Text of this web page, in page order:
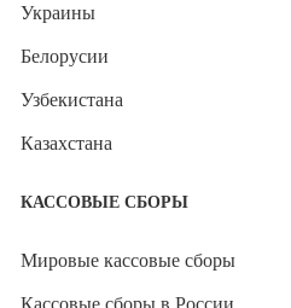
Украины
Белорусии
Узбекистана
Казахстана
КАССОВЫЕ СБОРЫ
Мировые кассовые сборы
Кассовые сборы в России